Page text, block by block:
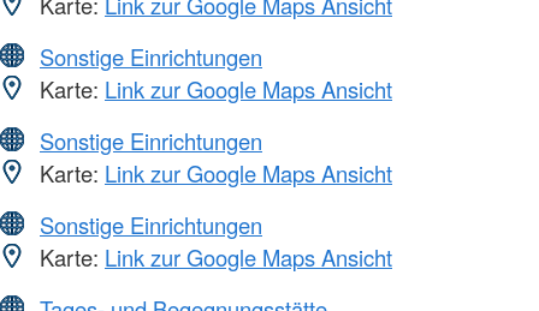
Sonstige Einrichtungen
Karte: Link zur Google Maps Ansicht
Sonstige Einrichtungen
Karte: Link zur Google Maps Ansicht
Sonstige Einrichtungen
Karte: Link zur Google Maps Ansicht